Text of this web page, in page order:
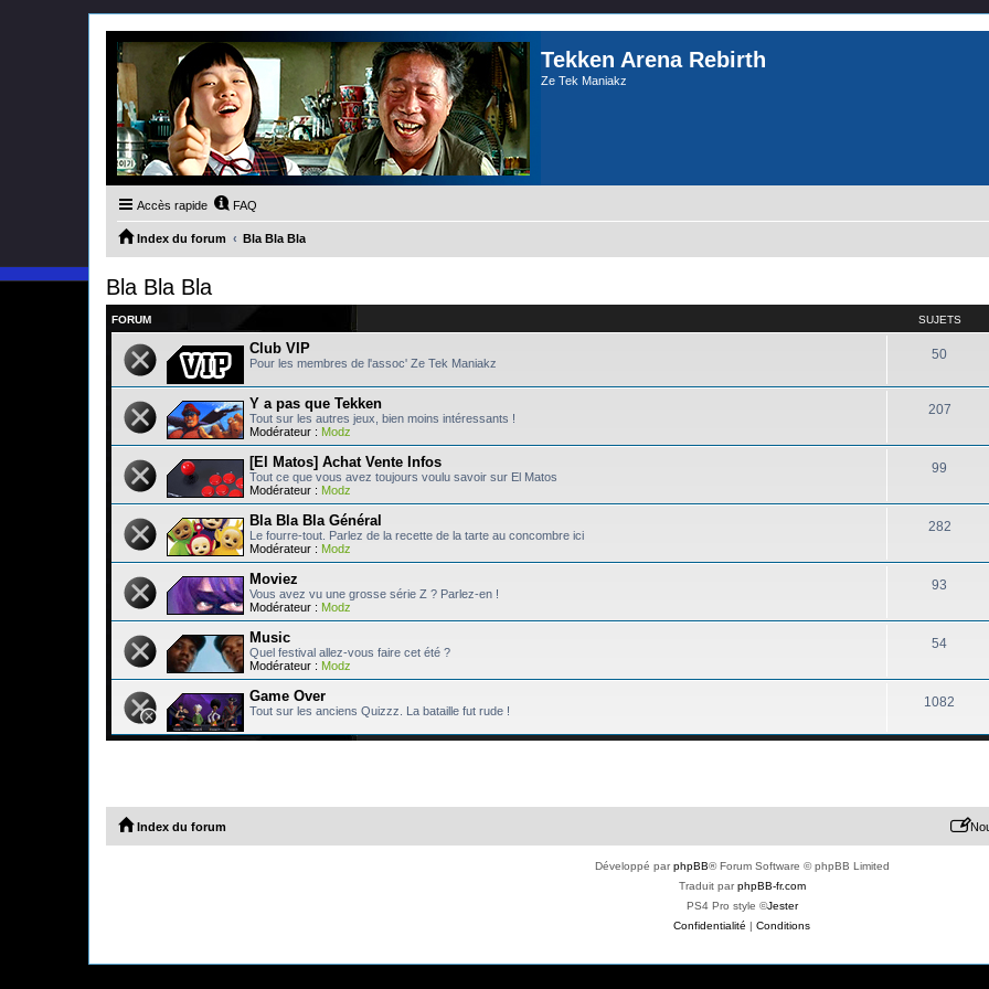
Tekken Arena Rebirth
Ze Tek Maniakz
Accès rapide FAQ
Index du forum Bla Bla Bla
Bla Bla Bla
FORUM SUJETS
Club VIP
Pour les membres de l'assoc' Ze Tek Maniakz
50
Y a pas que Tekken
Tout sur les autres jeux, bien moins intéressants !
Modérateur : Modz
207
[El Matos] Achat Vente Infos
Tout ce que vous avez toujours voulu savoir sur El Matos
Modérateur : Modz
99
Bla Bla Bla Général
Le fourre-tout. Parlez de la recette de la tarte au concombre ici
Modérateur : Modz
282
Moviez
Vous avez vu une grosse série Z ? Parlez-en !
Modérateur : Modz
93
Music
Quel festival allez-vous faire cet été ?
Modérateur : Modz
54
Game Over
Tout sur les anciens Quizzz. La bataille fut rude !
1082
Index du forum
Développé parphpBB® Forum Software © phpBB Limited
Traduit parphpBB-fr.com
PS4 Pro style ©Jester
Confidentialité | Conditions